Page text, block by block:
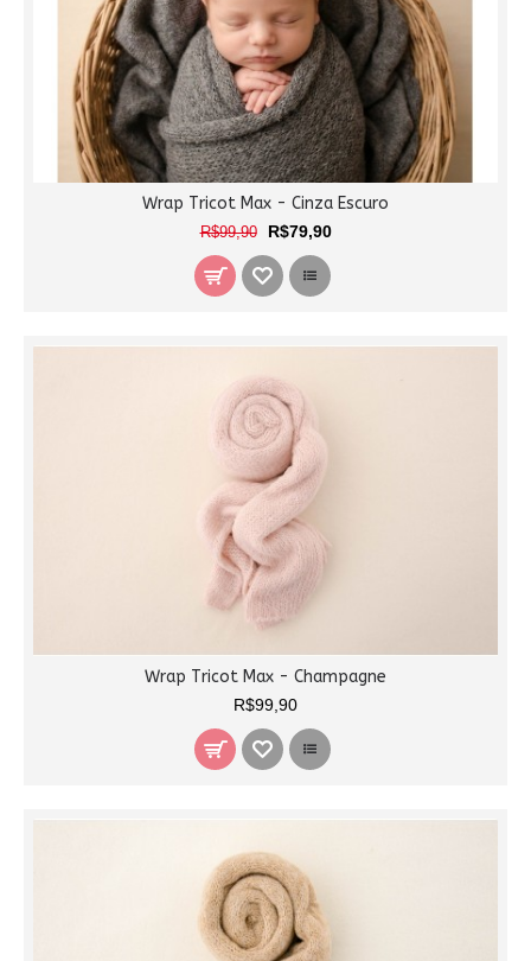
Wrap Tricot Max - Cinza Escuro
R$99,90 R$79,90
Wrap Tricot Max - Champagne
R$99,90